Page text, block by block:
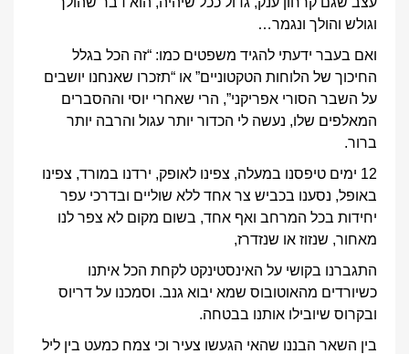
וגולש והולך ונגמר…
ואם בעבר ידעתי להגיד משפטים כמו: “זה הכל בגלל
החיכוך של הלוחות הטקטוניים” או “תזכרו שאנחנו יושבים
על השבר הסורי אפריקני”, הרי שאחרי יוסי וההסברים
המאלפים שלו, נעשה לי הכדור יותר עגול והרבה יותר
ברור.
12 ימים טיפסנו במעלה, צפינו לאופק, ירדנו במורד, צפינו
באופל, נסענו בכביש צר אחד ללא שוליים ובדרכי עפר
יחידות בכל המרחב ואף אחד, בשום מקום לא צפר לנו
מאחור, שנזוז או שנזדרז,
התגברנו בקושי על האינסטינקט לקחת הכל איתנו
כשיורדים מהאוטובוס שמא יבוא גנב. וסמכנו על דריוס
ובקרוס שיובילו אותנו בבטחה.
בין השאר הבננו שהאי הגעשו צעיר וכי צמח כמעט בין ליל